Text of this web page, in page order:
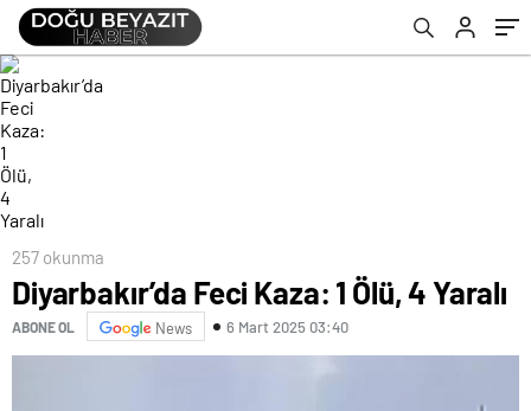
257 okunma
Diyarbakır’da Feci Kaza: 1 Ölü, 4 Yaralı
ABONE OL News 6 Mart 2025 03:40